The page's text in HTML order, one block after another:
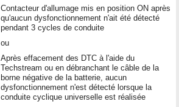
Contacteur d'allumage mis en position ON après
qu'aucun dysfonctionnement n'ait été détecté
pendant 3 cycles de conduite
ou
Après effacement des DTC à l'aide du
Techstream ou en débranchant le câble de la
borne négative de la batterie, aucun
dysfonctionnement n'est détecté lorsque la
conduite cyclique universelle est réalisée